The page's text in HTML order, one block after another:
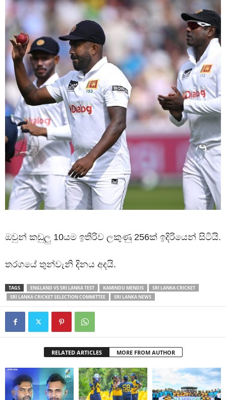
ඔවුන් කඩුලු 10යම ඉතිරිව ලකුණු 256ක් ඉදිරියෙන් සිටියි.
තරගයේ තුන්වැනි දිනය අදයි.
TAGS ENGLAND VS SRI LANKA TEST KAMINDU MENDIS
SRI LANKA CRICKET
SRI LANKA CRICKET SELECTION COMMITTEE
SRI LANKA NEWS
RELATED ARTICLES MORE FROM AUTHOR